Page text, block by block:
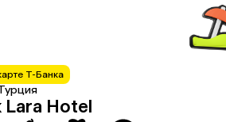
Т-Банка
Lara Hotel